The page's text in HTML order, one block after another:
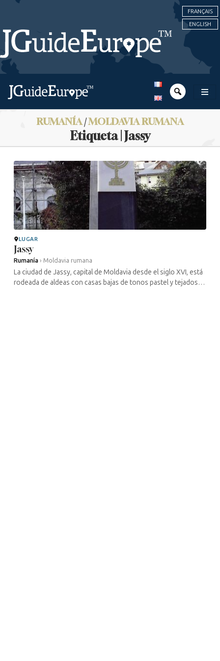
FRANÇAIS
ENGLISH
RUMANÍA/MOLDAVIA RUMANA
Etiqueta | Jassy
LUGAR
Jassy
Rumanía › Moldavia rumana
La ciudad de Jassy, capital de Moldavia desde el siglo XVI, está
rodeada de aldeas con casas bajas de tonos pastel y tejados